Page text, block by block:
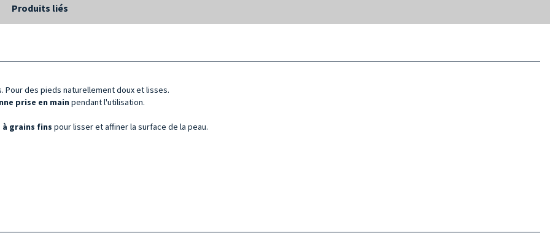
Produits liés
des pieds naturellement doux et lisses.
prise en main pendant l'utilisation.
grains fins pour lisser et affiner la surface de la peau.